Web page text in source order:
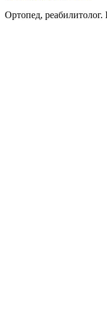
Ортопед,